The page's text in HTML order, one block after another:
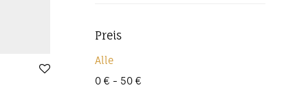
Preis
Alle
0 € - 50 €